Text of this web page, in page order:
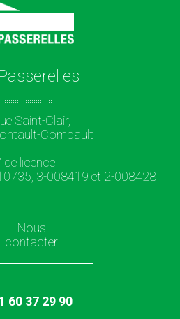
Saint-Clair,
Combault
de licence :
3-008419 et 2-008428
Nous
contacter
60 37 29 90